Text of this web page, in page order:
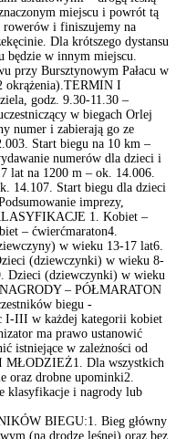
miejscu i powrót tą
rowerów i finiszujemy na
Dla krótszego dystansu
będzie w innym miejscu.
przy Bursztynowym Pałacu w
okrążenia).TERMIN I
godz. 9.30-11.30 –
w biegach Orlej
numer i zabierają go ze
Start biegu na 10 km –
numerów dla dzieci i
lat na 1200 m – ok. 14.006.
14.107. Start biegu dla dzieci
imprezy,
1. Kobiet –
– ćwierćmaraton4.
w wieku 13-17 lat6.
(dziewczynki) w wieku 8-
Dzieci (dziewczynki) w wieku
– PÓŁMARATON
biegu -
I-III w każdej kategorii kobiet
ma prawo ustanowić
istniejące w zależności od
MŁODZIEŻ1. Dla wszystkich
oraz drobne upominki2.
klasyfikacje i nagrody lub
BIEGU:1. Bieg główny
(na drodze leśnej) oraz bez